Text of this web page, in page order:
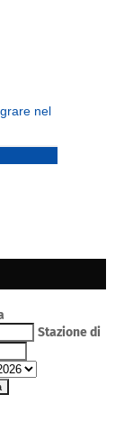
Stazione di